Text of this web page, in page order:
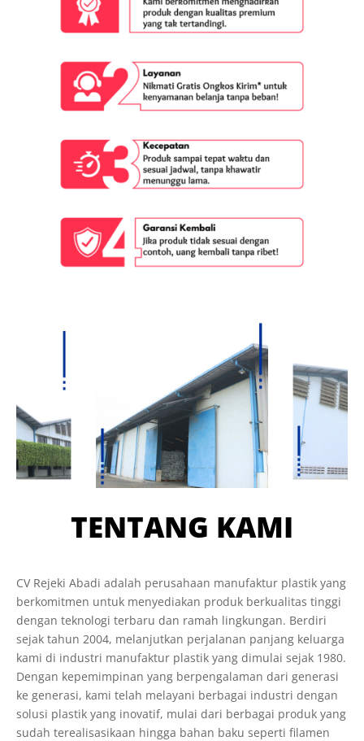
TENTANG KAMI
CV Rejeki Abadi adalah perusahaan manufaktur plastik yang
berkomitmen untuk menyediakan produk berkualitas tinggi
dengan teknologi terbaru dan ramah lingkungan. Berdiri
sejak tahun 2004, melanjutkan perjalanan panjang keluarga
kami di industri manufaktur plastik yang dimulai sejak 1980.
Dengan kepemimpinan yang berpengalaman dari generasi
ke generasi, kami telah melayani berbagai industri dengan
solusi plastik yang inovatif, mulai dari berbagai produk yang
sudah terealisasikaan hingga bahan baku seperti filamen